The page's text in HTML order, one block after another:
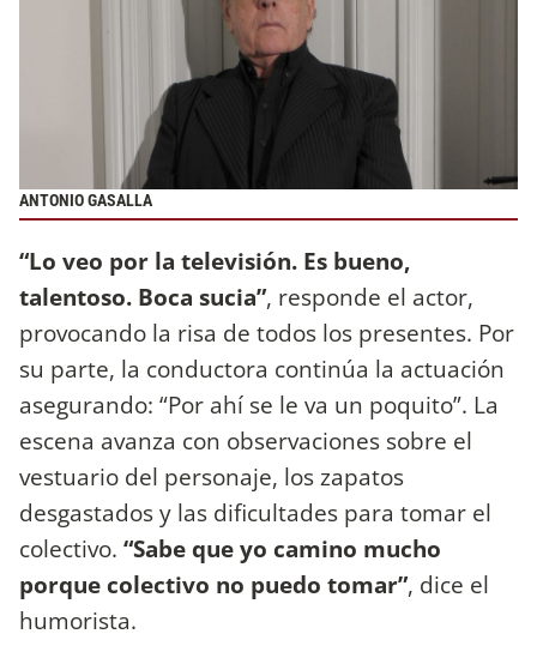
ANTONIO GASALLA
“Lo veo por la televisión. Es bueno,
talentoso. Boca sucia”, responde el actor,
provocando la risa de todos los presentes. Por
su parte, la conductora continúa la actuación
asegurando: “Por ahí se le va un poquito”. La
escena avanza con observaciones sobre el
vestuario del personaje, los zapatos
desgastados y las dificultades para tomar el
colectivo. “Sabe que yo camino mucho
porque colectivo no puedo tomar”, dice el
humorista.